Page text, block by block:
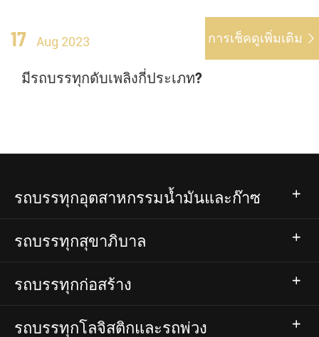
17 Aug 2023 การเช็คดูเพิ่มเติม 
มีรถบรรทุกดับเพลิงกี่ประเภท?
รถบรรทุกอุตสาหกรรมน้ำมันและก๊าซ
รถบรรทุกสุขาภิบาล
รถบรรทุกก่อสร้าง
รถบรรทุกโลจิสติกและรถพ่วง